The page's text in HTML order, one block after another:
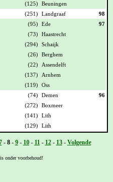
(125) Beuningen
(251) Landgraaf
98
(95) Ede
97
(73) Haastrecht
(294) Schaijk
(26) Berghem
(22)
Assendelft
(137)
Arnhem
(119) Oss
(74) Demen
96
(272) Boxmeer
(141) Lith
(129) Lith
- 8- 9- 10- 11- 12- 13- Volgende
onder voorbehoud!
6